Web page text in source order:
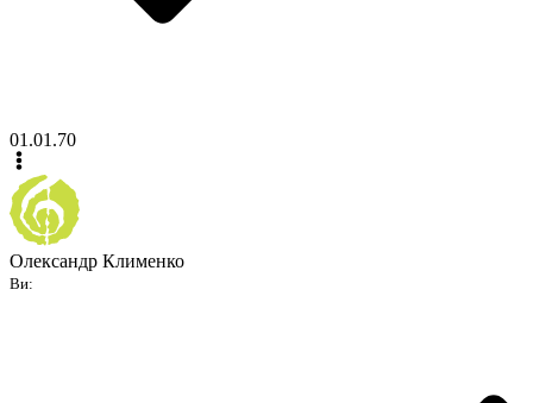
01.01.70
Олександр Клименко
Ви: